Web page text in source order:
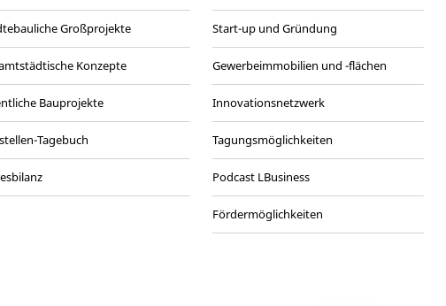
Großprojekte
Konzepte
Bauprojekte
Tagebuch
Start-up und Gründung
Gewerbeimmobilien und -flächen
Innovationsnetzwerk
Tagungsmöglichkeiten
Podcast LBusiness
Fördermöglichkeiten